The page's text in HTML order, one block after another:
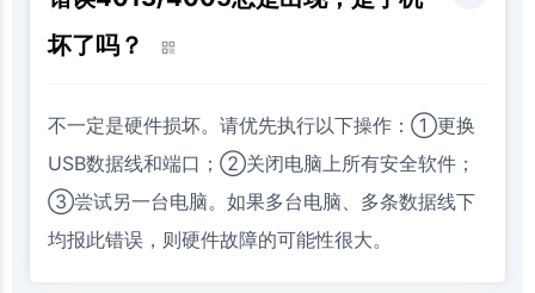
坏了吗？
不一定是硬件损坏。请优先执行以下操作：①更换
USB数据线和端口；②关闭电脑上所有安全软件；
③尝试另一台电脑。如果多台电脑、多条数据线下
均报此错误，则硬件故障的可能性很大。